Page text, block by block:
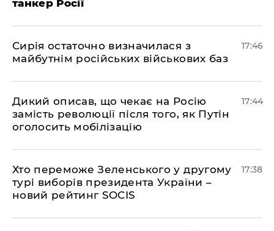
танкер Росії
Сирія остаточно визначилася з
майбутнім російських військових баз
17:46
Дикий описав, що чекає на Росію
замість революції після того, як Путін
оголосить мобілізацію
17:44
Хто переможе Зеленського у другому
турі виборів президента України –
новий рейтинг SOCIS
17:38